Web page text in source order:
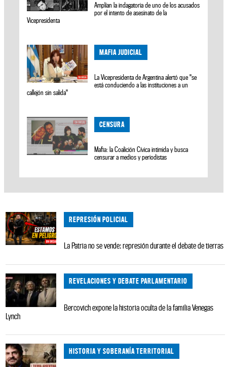
Amplían la indagatoria de uno de los acusados
por el intento de asesinato de la
Vicepresidenta
MAFIA JUDICIAL
La Vicepresidenta de Argentina alertó que "se
está conduciendo a las instituciones a un
callejón sin salida"
CENSURA
Mafia: la Coalición Cívica intimida y busca
censurar a medios y periodistas
REPRESIÓN POLICIAL
La Patria no se vende: represión durante el debate de tierras
REVELACIONES Y DEBATE PARLAMENTARIO
Bercovich expone la historia oculta de la familia Venegas
Lynch
HISTORIA Y SOBERANÍA TERRITORIAL